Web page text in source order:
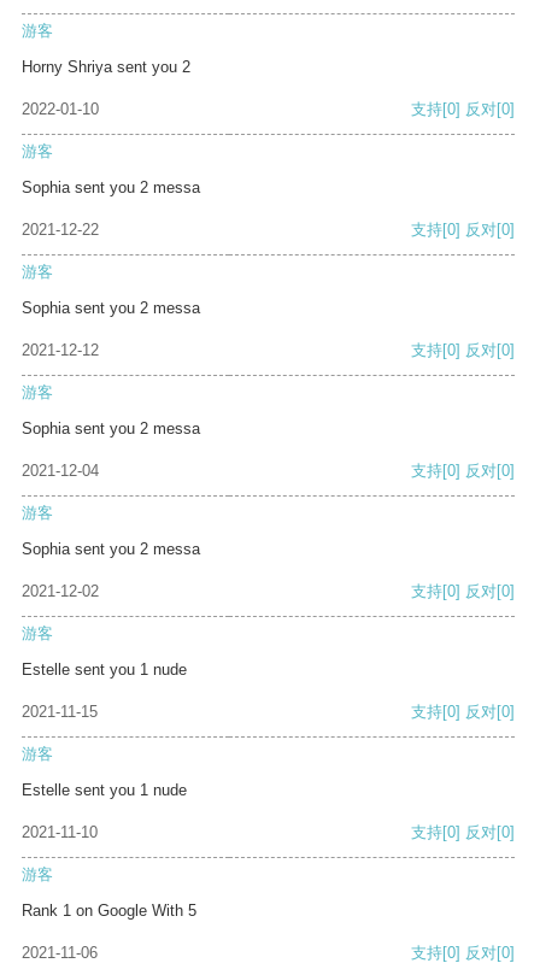
游客
Horny Shriya sent you 2
2022-01-10 支持[0] 反对[0]
游客
Sophia sent you 2 messa
2021-12-22 支持[0] 反对[0]
游客
Sophia sent you 2 messa
2021-12-12 支持[0] 反对[0]
游客
Sophia sent you 2 messa
2021-12-04 支持[0] 反对[0]
游客
Sophia sent you 2 messa
2021-12-02 支持[0] 反对[0]
游客
Estelle sent you 1 nude
2021-11-15 支持[0] 反对[0]
游客
Estelle sent you 1 nude
2021-11-10 支持[0] 反对[0]
游客
Rank 1 on Google With 5
2021-11-06 支持[0] 反对[0]